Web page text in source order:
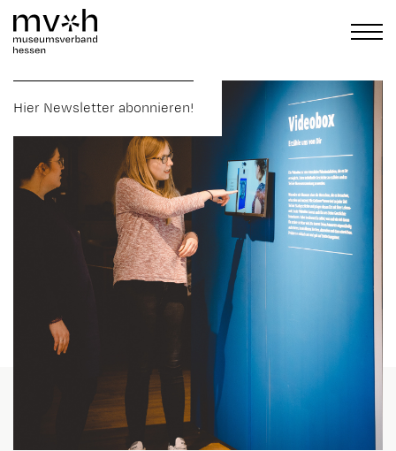
Hier Newsletter abonnieren!